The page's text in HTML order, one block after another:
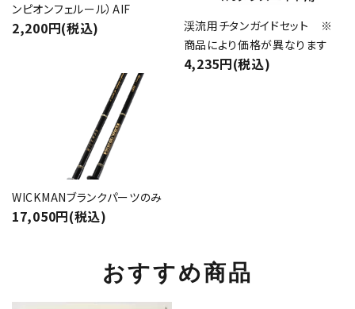
ンピオンフェルール）AIF
2,200円(税込)
渓流用チタンガイドセット ※
商品により価格が異なります
4,235円(税込)
WICKMANブランクパーツのみ
17,050円(税込)
おすすめ商品